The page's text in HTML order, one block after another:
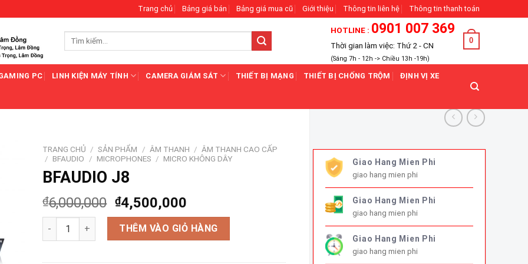
Trang chủ Bảng giá bán Bảng giá mua cũ Giới thiệu Thông tin liên hệ Thông tin thanh toán
Tìm
HOTLINE : 0901 007 369
Thời gian làm việc: Thứ 2 - CN
(Sáng 7h - 12h -> Chiều 13h -19h)
0
PC LINH KIỆN MÁY TÍNH CAMERA GIÁM SÁT THIẾT BỊ MẠNG THIẾT BỊ CHỐNG TRỘM ĐỊNH VỊ XE
Giao Hang Mien Phi
giao hang mien phi
Giao Hang Mien Phi
giao hang mien phi
Giao Hang Mien Phi
giao hang mien phi
TRANG CHỦ / SẢN PHẨM / ÂM THANH / ÂM THANH CAO CẤP
/ BFAUDIO / MICROPHONES / MICRO KHÔNG DÂY
BFAUDIO J8
₫6,000,000 ₫4,500,000
BFAUDIO J8 số lượngTHÊM VÀO GIỎ HÀNG